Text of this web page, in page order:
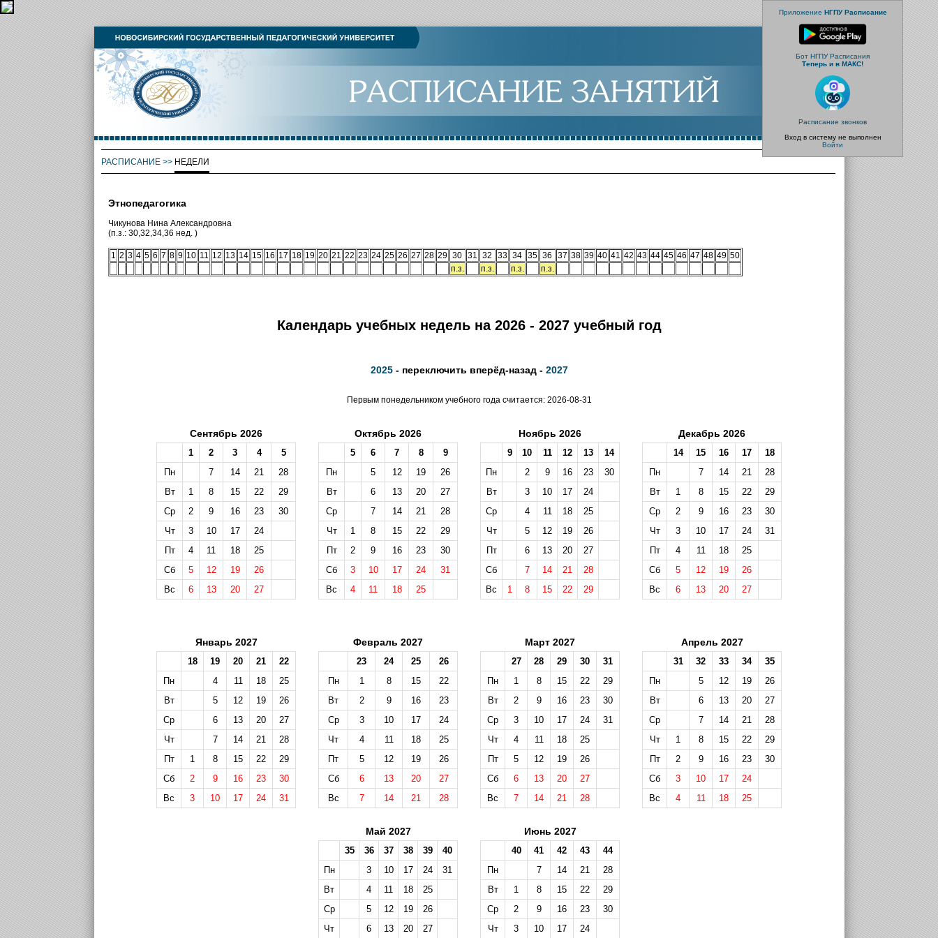
Приложение НГПУ Расписание
Бот НГПУ Расписания
Теперь и в МАКС!
Расписание звонков
Вход в систему не выполнен
Войти
РАСПИСАНИЕ>> НЕДЕЛИ
Этнопедагогика
Чикунова Нина Александровна
(п.з.: 30,32,34,36 нед. )
1 2 3 4 5 6 7 8 9 10 11 12 13 14 15 16 17 18 19 20 21 22 23 24 25 26 27 28 29 30 31 32 33 34 35 36 37 38 39 40 41 42 43 44 45 46 47 48 49 50
п.з.
п.з. п.з. п.з.
Календарь учебных недель на 2026 - 2027 учебный год
2025- переключить вперёд-назад - 2027
Первым понедельником учебного года считается: 2026-08-31
Сентябрь 2026
1 2 3 4
5
Пн
7 14 21
28
Вт
1 8 15 22
29
Ср
2 9 16 23
30
Чт
3 10 17
24
Пт
4 11 18
25
Сб
5 12 19
26
Вс
6 13 20 27
Октябрь 2026
5 6 7 8
9
Пн
5 12 19
26
Вт
6 13 20
27
Ср
7 14 21
28
Чт
1 8 15 22
29
Пт
2 9 16 23
30
Сб
3 10 17 24
31
Вс
4 11 18 25
Ноябрь 2026
9 10 11 12 13
14
Пн
2 9 16 23
30
Вт
3 10 17
24
Ср
4 11 18
25
Чт
5 12 19
26
Пт
6 13 20
27
Сб
7 14 21
28
Вс
1 8 15 22 29
Декабрь 2026
14 15 16 17
18
Пн
7 14 21
28
Вт
1 8 15 22
29
Ср
2 9 16 23
30
Чт
3 10 17 24
31
Пт
4 11 18
25
Сб
5 12 19
26
Вс
6 13 20 27
Январь 2027
18 19 20 21
22
Пн
4 11 18
25
Вт
5 12 19
26
Ср
6 13 20
27
Чт
7 14 21
28
Пт
1 8 15 22
29
Сб
2 9 16 23
30
Вс
3 10 17 24 31
Февраль 2027
23 24 25
26
Пн
1 8 15
22
Вт
2 9 16
23
Ср
3 10 17
24
Чт
4 11 18
25
Пт
5 12 19
26
Сб
6 13 20
27
Вс
7 14 21 28
Март 2027
27 28 29 30
31
Пн
1 8 15 22
29
Вт
2 9 16 23
30
Ср
3 10 17 24
31
Чт
4 11 18
25
Пт
5 12 19
26
Сб
6 13 20
27
Вс
7 14 21 28
Апрель 2027
31 32 33 34
35
Пн
5 12 19
26
Вт
6 13 20
27
Ср
7 14 21
28
Чт
1 8 15 22
29
Пт
2 9 16 23
30
Сб
3 10 17
24
Вс
4 11 18 25
Май 2027
35 36 37 38 39
40
Пн
3 10 17 24
31
Вт
4 11 18
25
Ср
5 12 19
26
Чт
6 13 20 27
Июнь 2027
40 41 42 43
44
Пн
7 14 21
28
Вт
1 8 15 22
29
Ср
2 9 16 23
30
Чт
3 10 17 24